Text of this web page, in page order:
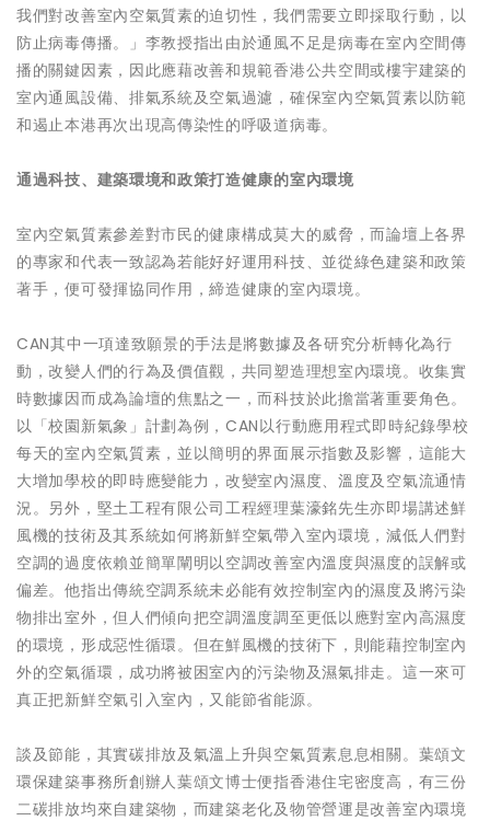
我們對改善室內空氣質素的迫切性，我們需要立即採取行動，以
防止病毒傳播。」李教授指出由於通風不足是病毒在室內空間傳
播的關鍵因素，因此應藉改善和規範香港公共空間或樓宇建築的
室內通風設備、排氣系統及空氣過濾，確保室內空氣質素以防範
和遏止本港再次出現高傳染性的呼吸道病毒。
通過科技、 建築環境和政策打造健康的室內環境
室內空氣質素參差對市民的健康構成莫大的威脅，而論壇上各界
的專家和代表一致認為若能好好運用科技、並從綠色建築和政策
著手，便可發揮協同作用，締造健康的室內環境。
CAN其中一項達致願景的手法是將數據及各研究分析轉化為行
動，改變人們的行為及價值觀，共同塑造理想室內環境。收集實
時數據因而成為論壇的焦點之一，而科技於此擔當著重要角色。
以「校園新氣象」計劃為例，CAN以行動應用程式即時紀錄學校
每天的室內空氣質素，並以簡明的界面展示指數及影響，這能大
大增加學校的即時應變能力，改變室內濕度、溫度及空氣流通情
況。另外，堅土工程有限公司工程經理葉濠銘先生亦即場講述鮮
風機的技術及其系統如何將新鮮空氣帶入室內環境，減低人們對
空調的過度依賴並簡單闡明以空調改善室內溫度與濕度的誤解或
偏差。他指出傳統空調系統未必能有效控制室內的濕度及將污染
物排出室外，但人們傾向把空調溫度調至更低以應對室內高濕度
的環境，形成惡性循環。但在鮮風機的技術下，則能藉控制室內
外的空氣循環，成功將被困室內的污染物及濕氣排走。這一來可
真正把新鮮空氣引入室內，又能節省能源。
談及節能，其實碳排放及氣溫上升與空氣質素息息相關。葉頌文
環保建築事務所創辦人葉頌文博士便指香港住宅密度高，有三份
二碳排放均來自建築物，而建築老化及物管營運是改善室內環境